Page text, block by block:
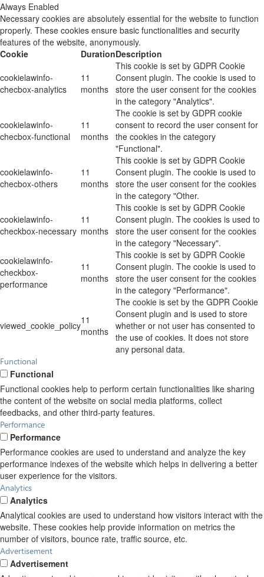
Always Enabled
Necessary cookies are absolutely essential for the website to function
properly. These cookies ensure basic functionalities and security
features of the website, anonymously.
Cookie
DurationDescription
cookielawinfo-
checbox-analytics
11
months
This cookie is set by GDPR Cookie
Consent plugin. The cookie is used to
store the user consent for the cookies
in the category "Analytics".
cookielawinfo-
checbox-functional
11
months
The cookie is set by GDPR cookie
consent to record the user consent for
the cookies in the category
"Functional".
cookielawinfo-
checbox-others
11
months
This cookie is set by GDPR Cookie
Consent plugin. The cookie is used to
store the user consent for the cookies
in the category "Other.
cookielawinfo-
checkbox-necessary
11
months
This cookie is set by GDPR Cookie
Consent plugin. The cookies is used to
store the user consent for the cookies
in the category "Necessary".
cookielawinfo-
checkbox-
performance
11
months
This cookie is set by GDPR Cookie
Consent plugin. The cookie is used to
store the user consent for the cookies
in the category "Performance".
viewed_cookie_policy11
months
The cookie is set by the GDPR Cookie
Consent plugin and is used to store
whether or not user has consented to
the use of cookies. It does not store
any personal data.
Functional
Functional
Functional cookies help to perform certain functionalities like sharing
the content of the website on social media platforms, collect
feedbacks, and other third-party features.
Performance
Performance
Performance cookies are used to understand and analyze the key
performance indexes of the website which helps in delivering a better
user experience for the visitors.
Analytics
Analytics
Analytical cookies are used to understand how visitors interact with the
website. These cookies help provide information on metrics the
number of visitors, bounce rate, traffic source, etc.
Advertisement
Advertisement